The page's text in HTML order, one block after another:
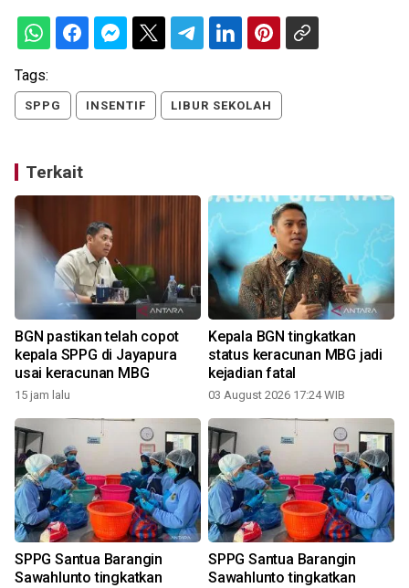
Tags:
SPPG INSENTIF LIBUR SEKOLAH
Terkait
BGN pastikan telah copot
kepala SPPG di Jayapura
usai keracunan MBG
15 jam lalu
Kepala BGN tingkatkan
status keracunan MBG jadi
kejadian fatal
03 August 2026 17:24 WIB
SPPG Santua Barangin
Sawahlunto tingkatkan
SPPG Santua Barangin
Sawahlunto tingkatkan